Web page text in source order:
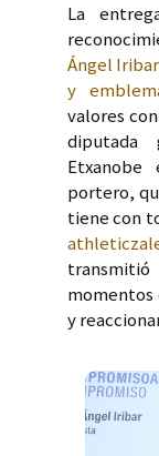
La
Ángel
y
valores
diputada
portero,
tiene con
momentos
y